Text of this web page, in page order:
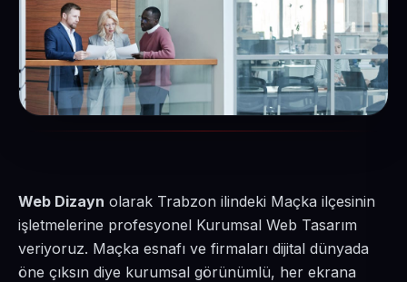
Web Dizayn olarak Trabzon ilindeki Maçka ilçesinin
işletmelerine profesyonel Kurumsal Web Tasarım
veriyoruz. Maçka esnafı ve firmaları dijital dünyada
öne çıksın diye kurumsal görünümlü, her ekrana